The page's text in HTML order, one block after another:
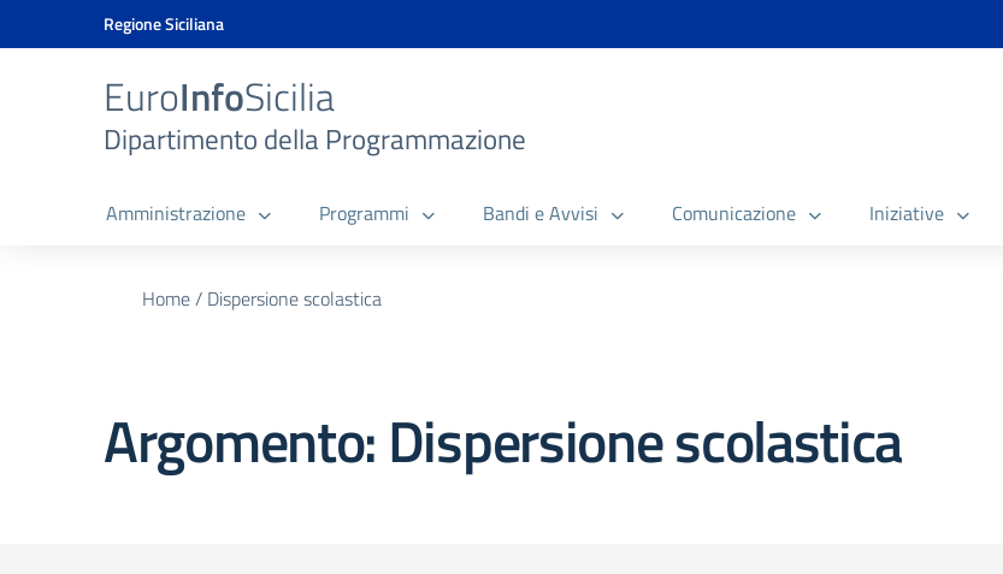
Vai ai contenuti
Vai al menu di navigazione
Vai al banner delle Cookie Policy
Regione Siciliana
EuroInfoSicilia
Dipartimento della Programmazione
Amministrazione Programmi Bandi e Avvisi Comunicazione Iniziative
Home/ Dispersione scolastica
Argomento: Dispersione scolastica